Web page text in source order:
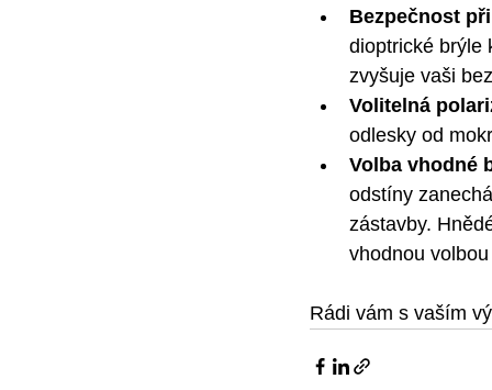
Bezpečnost
dioptrické brýle
zvyšuje vaši
Volitelná
odlesky od
Volba vhodné
odstíny
zástavby.
vhodnou
Rádi vám s vaším